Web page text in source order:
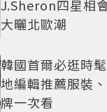
J.Sheron四星相
大曬北歐潮
韓國首爾必逛時
地編輯推薦服裝
牌一次看